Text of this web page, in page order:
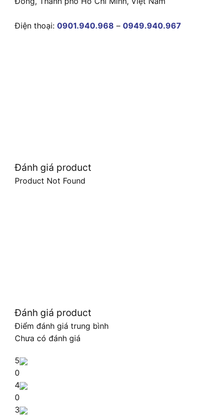
Điện thoại: 0901.940.968 – 0949.940.967
Đánh giá product
Product Not Found
Đánh giá product
Điểm đánh giá trung bình
Chưa có đánh giá
5
0
4
0
3